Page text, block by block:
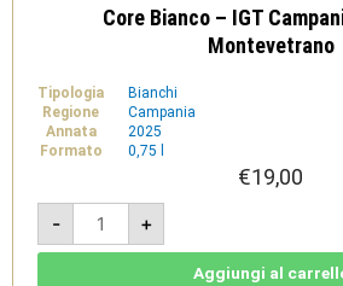
Core Bianco – IGT
Montevetrano
Tipologia
Bianchi
Regione
Campania
Annata
2025
Formato
0,75 l
€19,00
-
Core
Bianco
-
IGT
+
Aggiungi al